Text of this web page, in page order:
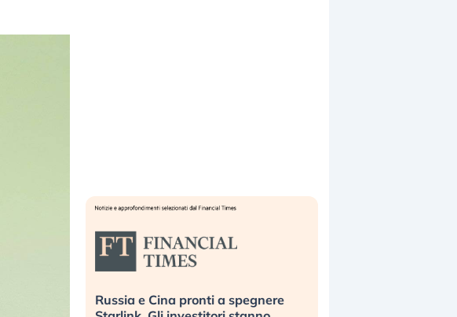
Russia e Cina pronti a spegnere